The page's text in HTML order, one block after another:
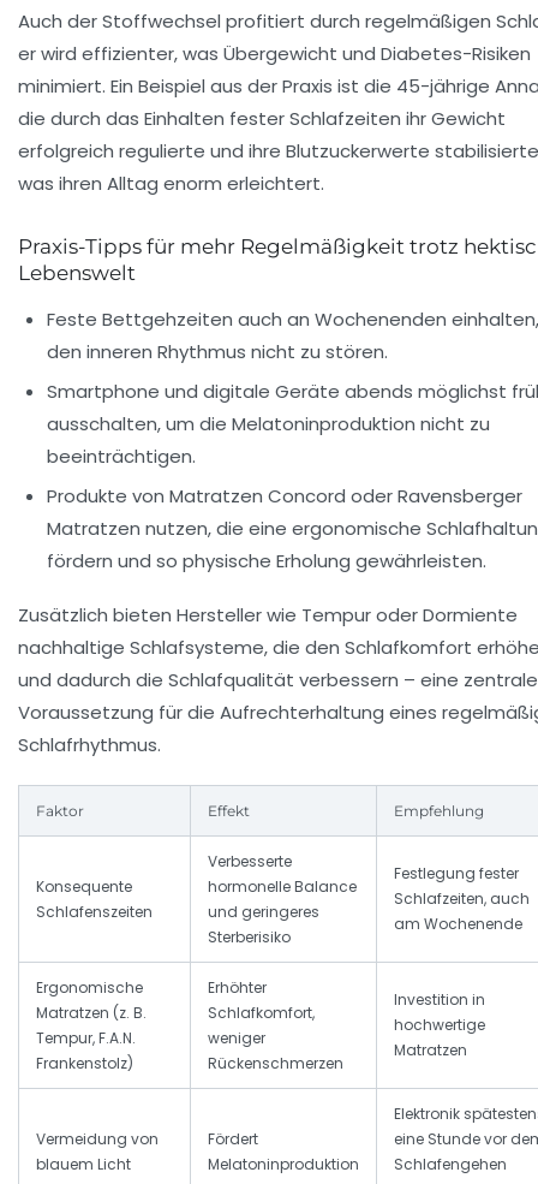
Auch der Stoffwechsel profitiert durch regelmäßigen
er wird effizienter, was Übergewicht und Diabetes-Risiken
minimiert. Ein Beispiel aus der Praxis ist die 45-jährige
die durch das Einhalten fester Schlafzeiten ihr Gewicht
erfolgreich regulierte und ihre Blutzuckerwerte
was ihren Alltag enorm erleichtert.
Praxis-Tipps für mehr Regelmäßigkeit trotz
Lebenswelt
Feste Bettgehzeiten auch an Wochenenden
den inneren Rhythmus nicht zu stören.
Smartphone und digitale Geräte abends möglichst
ausschalten, um die Melatoninproduktion nicht zu
beeinträchtigen.
Produkte von Matratzen Concord oder Ravensberger
Matratzen nutzen, die eine ergonomische
fördern und so physische Erholung gewährleisten.
Zusätzlich bieten Hersteller wie Tempur oder Dormiente
nachhaltige Schlafsysteme, die den Schlafkomfort
und dadurch die Schlafqualität verbessern – eine zentrale
Voraussetzung für die Aufrechterhaltung eines
Schlafrhythmus.
Faktor Effekt Empfehlung
Konsequente
Schlafenszeiten
Verbesserte
hormonelle Balance
und geringeres
Sterberisiko
Festlegung fester
Schlafzeiten, auch
am Wochenende
Ergonomische
Matratzen (z. B.
Tempur, F.A.N.
Frankenstolz)
Erhöhter
Schlafkomfort,
weniger
Rückenschmerzen
Investition in
hochwertige
Matratzen
Vermeidung von
blauem Licht
Fördert
Melatoninproduktion
Elektronik
eine Stunde vor
Schlafengehen